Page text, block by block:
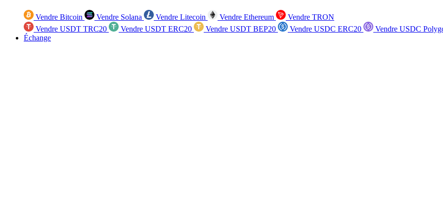
Vendre Bitcoin Vendre Solana Vendre Litecoin Vendre Ethereum
Vendre TRON
Vendre USDT TRC20
Vendre USDT ERC20 Vendre USDT BEP20 Vendre USDC ERC20
Vendre USDC
Échange